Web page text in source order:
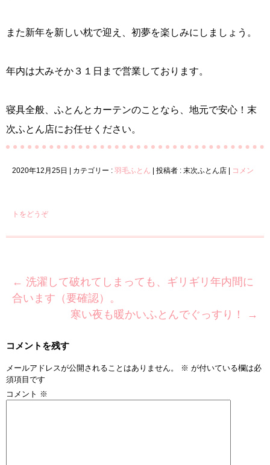
また新年を新しい枕で迎え、初夢を楽しみにしましょう。
年内は大みそか３１日まで営業しております。
寝具全般、ふとんとカーテンのことなら、地元で安心！末
次ふとん店にお任せください。
2020年12月25日 カテゴリー : 羽毛ふとん 投稿者 : 末次ふとん店 コメン
トをどうぞ
← 洗濯して破れてしまっても、ギリギリ年内間に
合います（要確認）。
寒い夜も暖かいふとんでぐっすり！
→
コメントを残す
メールアドレスが公開されることはありません。 ※ が付いている欄は必
須項目です
コメント ※